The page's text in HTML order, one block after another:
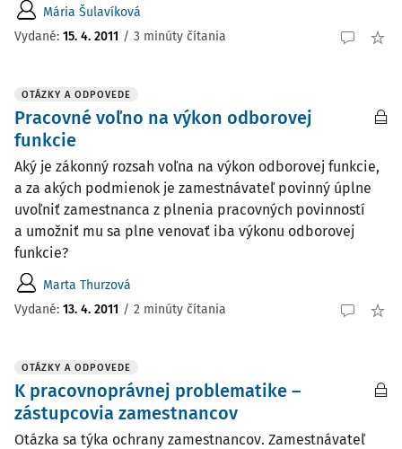
Mária Šulavíková
Vydané: 15. 4. 2011 / 3 minúty čítania
OTÁZKY A ODPOVEDE
Pracovné voľno na výkon odborovej
funkcie
Aký je zákonný rozsah voľna na výkon odborovej funkcie,
a za akých podmienok je zamestnávateľ povinný úplne
uvoľniť zamestnanca z plnenia pracovných povinností
a umožniť mu sa plne venovať iba výkonu odborovej
funkcie?
Marta Thurzová
Vydané: 13. 4. 2011 / 2 minúty čítania
OTÁZKY A ODPOVEDE
K pracovnoprávnej problematike –
zástupcovia zamestnancov
Otázka sa týka ochrany zamestnancov. Zamestnávateľ